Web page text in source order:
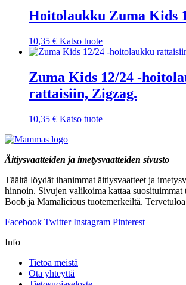
Hoitolaukku Zuma Kids
10,35 € Katso tuote
Zuma Kids 12/24 -
rattaisiin, Zigzag.
10,35 € Katso tuote
Äitiysvaatteiden ja imetysvaatteiden sivusto
Täältä löydät ihanimmat äitiysvaatteet ja
hinnoin. Sivujen valikoima kattaa suosituimmat
Boob ja Mamalicious tuotemerkeiltä.
Facebook Twitter Instagram Pinterest
Info
Tietoa meistä
Ota yhteyttä